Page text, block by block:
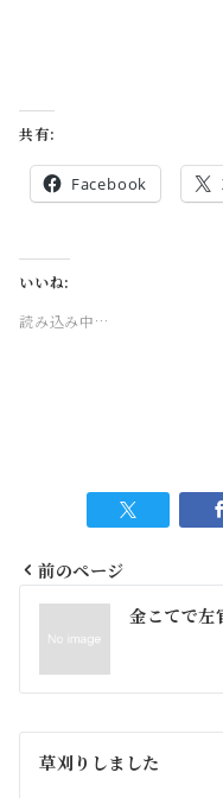
共有:
Facebook
いいね:
読み込み中…
投
ナ
ビ
ゲ
前のページ
金こてで左
草刈りしました